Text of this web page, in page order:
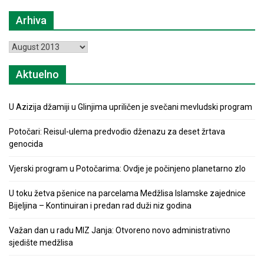
Arhiva
Arhiva
Aktuelno
U Azizija džamiji u Glinjima upriličen je svečani mevludski program
Potočari: Reisul-ulema predvodio dženazu za deset žrtava
genocida
Vjerski program u Potočarima: Ovdje je počinjeno planetarno zlo
U toku žetva pšenice na parcelama Medžlisa Islamske zajednice
Bijeljina – Kontinuiran i predan rad duži niz godina
Važan dan u radu MIZ Janja: Otvoreno novo administrativno
sjedište medžlisa